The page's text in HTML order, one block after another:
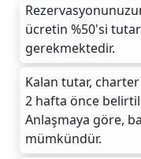
ücretin %50'si
gerekmektedir.
Kalan tutar,
2 hafta önce
Anlaşmaya göre,
mümkündür.